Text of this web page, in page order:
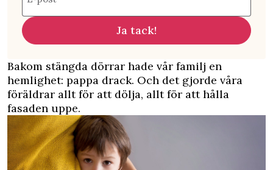
Ja tack!
Bakom stängda dörrar hade vår familj en
hemlighet: pappa drack. Och det gjorde våra
föräldrar allt för att dölja, allt för att hålla
fasaden uppe.